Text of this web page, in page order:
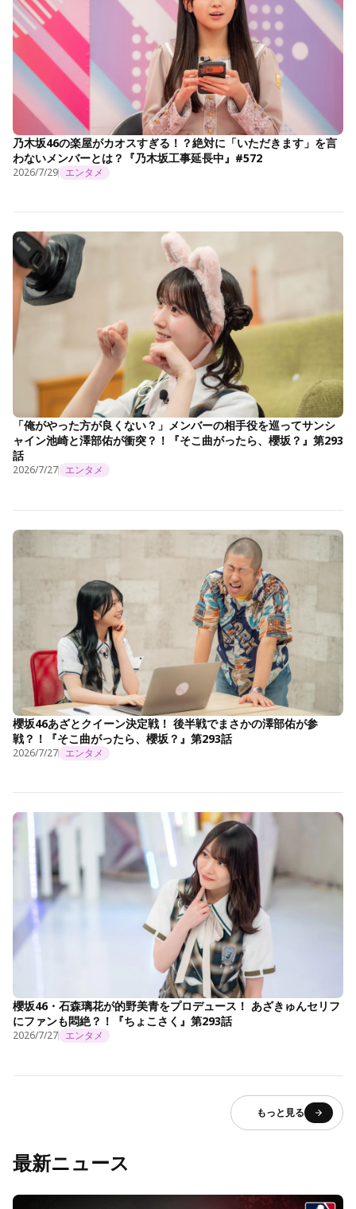
乃木坂46の楽屋がカオスすぎる！？絶対に「いただきます」を言
わないメンバーとは？『乃木坂工事延長中』#572
2026/7/29 エンタメ
「俺がやった方が良くない？」メンバーの相手役を巡ってサンシ
ャイン池崎と澤部佑が衝突？！『そこ曲がったら、櫻坂？』第293
話
2026/7/27 エンタメ
櫻坂46あざとクイーン決定戦！ 後半戦でまさかの澤部佑が参
戦？！『そこ曲がったら、櫻坂？』第293話
2026/7/27 エンタメ
櫻坂46・石森璃花が的野美青をプロデュース！ あざきゅんセリフ
にファンも悶絶？！『ちょこさく』第293話
2026/7/27 エンタメ
もっと見る
最新ニュース